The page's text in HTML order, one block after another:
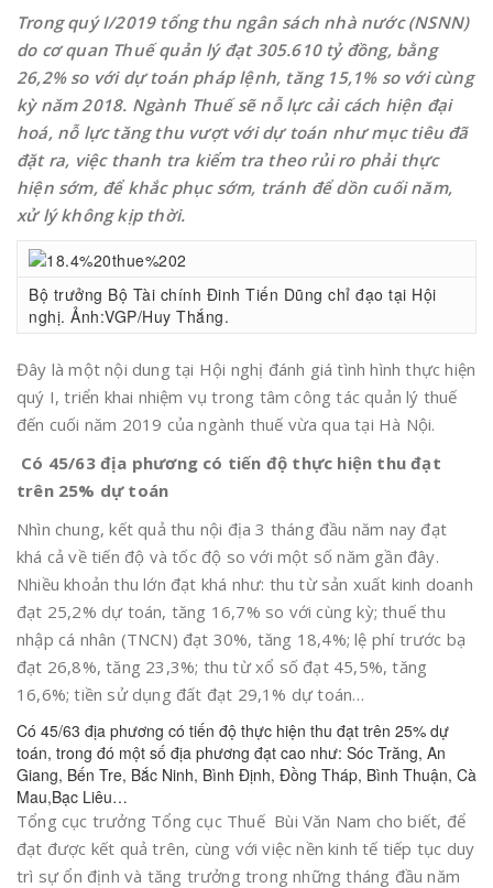
Trong quý I/2019 tổng thu ngân sách nhà nước (NSNN)
do cơ quan Thuế quản lý đạt 305.610 tỷ đồng, bằng
26,2% so với dự toán pháp lệnh, tăng 15,1% so với cùng
kỳ năm 2018. Ngành Thuế sẽ nỗ lực cải cách hiện đại
hoá, nỗ lực tăng thu vượt với dự toán như mục tiêu đã
đặt ra, việc thanh tra kiểm tra theo rủi ro phải thực
hiện sớm, để khắc phục sớm, tránh để dồn cuối năm,
xử lý không kịp thời.
Bộ trưởng Bộ Tài chính Đinh Tiến Dũng chỉ đạo tại Hội
nghị. Ảnh:VGP/Huy Thắng.
Đây là một nội dung tại Hội nghị đánh giá tình hình thực hiện
quý I, triển khai nhiệm vụ trong tâm công tác quản lý thuế
đến cuối năm 2019 của ngành thuế vừa qua tại Hà Nội.
Có 45/63 địa phương có tiến độ thực hiện thu đạt
trên 25% dự toán
Nhìn chung, kết quả thu nội địa 3 tháng đầu năm nay đạt
khá cả về tiến độ và tốc độ so với một số năm gần đây.
Nhiều khoản thu lớn đạt khá như: thu từ sản xuất kinh doanh
đạt 25,2% dự toán, tăng 16,7% so với cùng kỳ; thuế thu
nhập cá nhân (TNCN) đạt 30%, tăng 18,4%; lệ phí trước bạ
đạt 26,8%, tăng 23,3%; thu từ xổ số đạt 45,5%, tăng
16,6%; tiền sử dụng đất đạt 29,1% dự toán…
Có 45/63 địa phương có tiến độ thực hiện thu đạt trên 25% dự
toán, trong đó một số địa phương đạt cao như: Sóc Trăng, An
Giang, Bến Tre, Bắc Ninh, Bình Định, Đồng Tháp, Bình Thuận, Cà
Mau,Bạc Liêu…
Tổng cục trưởng Tổng cục Thuế Bùi Văn Nam cho biết, để
đạt được kết quả trên, cùng với việc nền kinh tế tiếp tục duy
trì sự ổn định và tăng trưởng trong những tháng đầu năm